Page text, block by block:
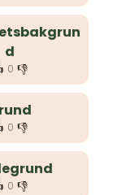
d
0 👎
0 👎
0 👎